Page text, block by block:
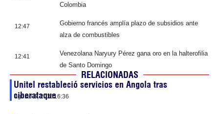
Colombia
12:47
Gobierno francés amplía plazo de subsidios ante
alza de combustibles
12:41
Venezolana Naryury Pérez gana oro en la halterofilia
de Santo Domingo
RELACIONADAS
Unitel restableció servicios en Angola tras
ciberataque
agosto 6, 202616:36